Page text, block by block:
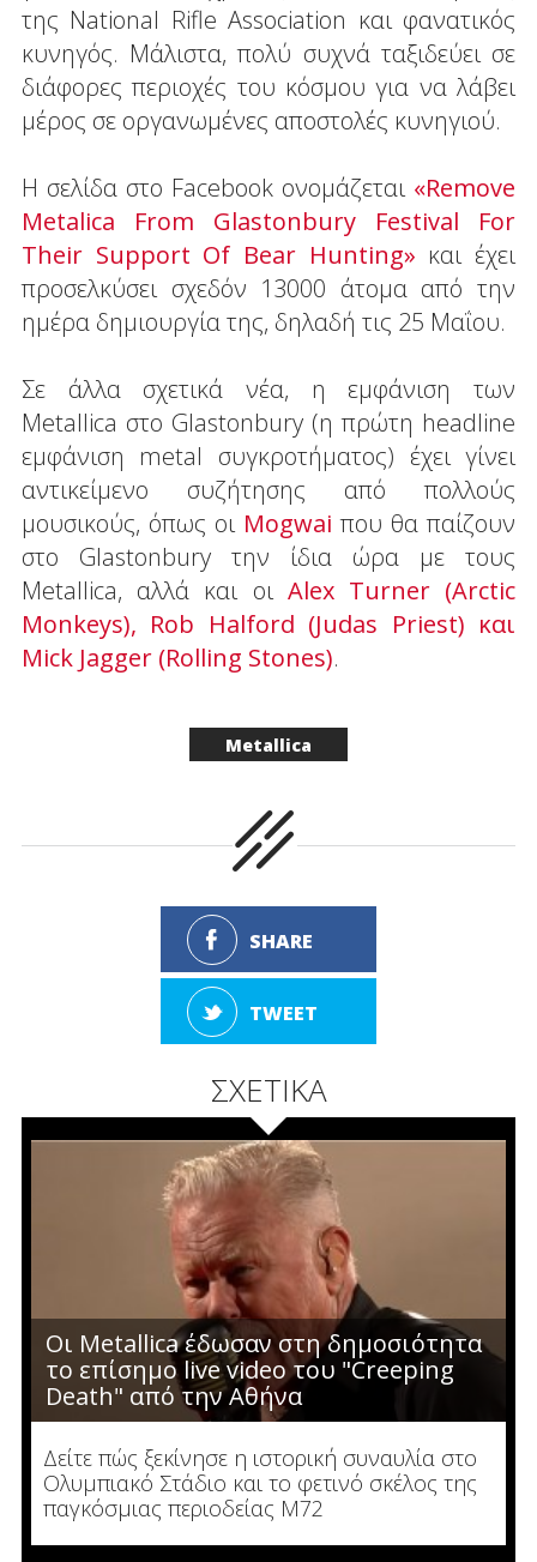
της National Rifle Association και φανατικός
κυνηγός. Μάλιστα, πολύ συχνά ταξιδεύει σε
διάφορες περιοχές του κόσμου για να λάβει
μέρος σε οργανωμένες αποστολές κυνηγιού.
Η σελίδα στο Facebook ονομάζεται «Remove
Metalica From Glastonbury Festival For
Their Support Of Bear Hunting» και έχει
προσελκύσει σχεδόν 13000 άτομα από την
ημέρα δημιουργία της, δηλαδή τις 25 Μαΐου.
Σε άλλα σχετικά νέα, η εμφάνιση των
Metallica στο Glastonbury (η πρώτη headline
εμφάνιση metal συγκροτήματος) έχει γίνει
αντικείμενο συζήτησης από πολλούς
μουσικούς, όπως οι Mogwai που θα παίζουν
στο Glastonbury την ίδια ώρα με τους
Metallica, αλλά και οι Alex Turner (Arctic
Monkeys), Rob Halford (Judas Priest) και
Mick Jagger (Rolling Stones).
Metallica
SHARE
TWEET
ΣΧΕΤΙΚΑ
Οι Metallica έδωσαν στη δημοσιότητα
το επίσημο live video του "Creeping
Death" από την Αθήνα
Δείτε πώς ξεκίνησε η ιστορική συναυλία στο
Ολυμπιακό Στάδιο και το φετινό σκέλος της
παγκόσμιας περιοδείας M72